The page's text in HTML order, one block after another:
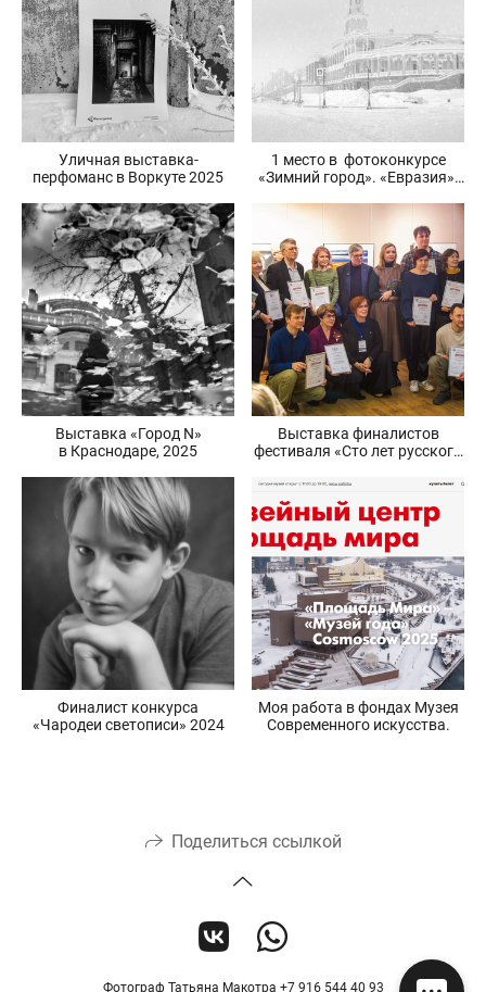
Уличная выставка-
перфоманс в Воркуте 2025
1 место в фотоконкурсе
«Зимний город». «Евразия».
Выставка «Город N»
в Краснодаре, 2025
Выставка финалистов
фестиваля «Сто лет русского
2025
Финалист конкурса
«Чародеи светописи» 2024
Моя работа в фондах Музея
Современного искусства.
Поделиться ссылкой
Фотограф Татьяна Макотра +7 916 544 40 93